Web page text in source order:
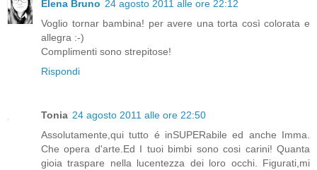
Elena Bruno 24 agosto 2011 alle ore 22:12
Voglio tornar bambina! per avere una torta così colorata e
allegra :-)
Complimenti sono strepitose!
Rispondi
Tonia 24 agosto 2011 alle ore 22:50
Assolutamente,qui tutto é inSUPERabile ed anche Imma.
Che opera d'arte.Ed I tuoi bimbi sono cosi carini! Quanta
gioia traspare nella lucentezza dei loro occhi. Figurati,mi